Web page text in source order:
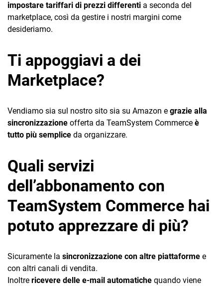
impostare tariffari di prezzi differenti a seconda del
marketplace, così da gestire i nostri margini come
desideriamo.
Ti appoggiavi a dei
Marketplace?
Vendiamo sia sul nostro sito sia su Amazon e grazie alla
sincronizzazione offerta da TeamSystem Commerce è
tutto più semplice da organizzare.
Quali servizi
dell’abbonamento con
TeamSystem Commerce hai
potuto apprezzare di più?
Sicuramente la sincronizzazione con altre piattaforme e
con altri canali di vendita.
Inoltre ricevere delle e-mail automatiche quando viene